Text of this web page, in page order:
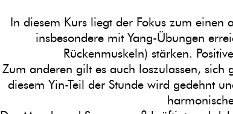
In diesem Kurs liegt der Fokus zum
insbesondere mit Yang-Übungen
Rückenmuskeln) stärken.
Zum anderen gilt es auch loszulassen,
diesem Yin-Teil der Stunde wird gedehnt